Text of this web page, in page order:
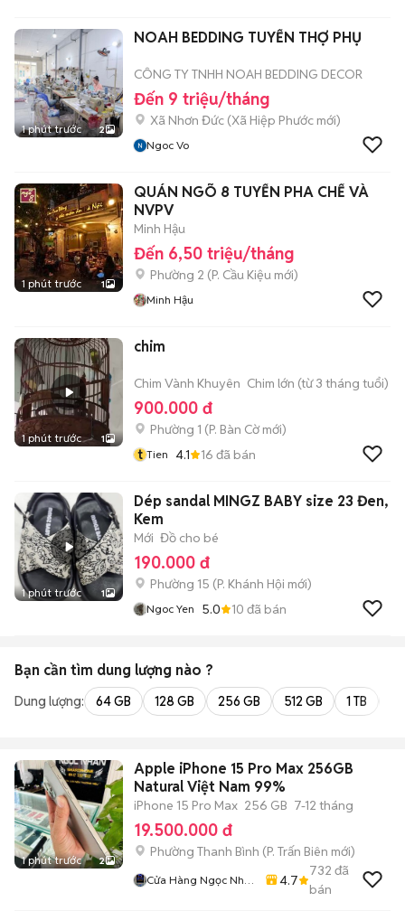
1 phút trước 2
NOAH BEDDING TUYỂN THỢ PHỤ
CÔNG TY TNHH NOAH BEDDING DECOR
Đến 9 triệu/tháng
Xã Nhơn Đức (Xã Hiệp Phước mới)
Ngoc Vo
1 phút trước 1
QUÁN NGÕ 8 TUYỂN PHA CHẾ VÀ
NVPV
Minh Hậu
Đến 6,50 triệu/tháng
Phường 2 (P. Cầu Kiệu mới)
Minh Hậu
1 phút trước 1
chim
Chim Vành Khuyên Chim lớn (từ 3 tháng tuổi)
900.000 đ
Phường 1 (P. Bàn Cờmới)
t Tien 4.1 16 đã bán
1 phút trước 1
Dép sandal MINGZ BABY size 23 Đen,
Kem
Mới Đồ cho bé
190.000 đ
Phường 15 (P. Khánh Hội mới)
Ngoc Yen 5.0 10 đã bán
Bạn cần tìm dung lượng nào ?
Dung lượng: 64 GB 128 GB 256 GB 512 GB 1 TB
1 phút trước 2
Apple iPhone 15 Pro Max 256GB
Natural Việt Nam 99%
iPhone 15 Pro Max 256 GB 7-12 tháng
19.500.000 đ
Phường Thanh Bình (P. Trấn Biên mới)
Cửa Hàng Ngọc Nhân
4.7
732 đã
bán